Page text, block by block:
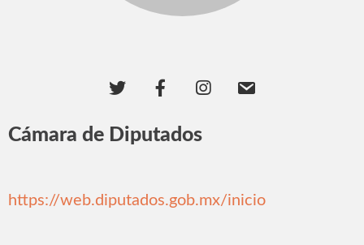
Cámara de Diputados
https://web.diputados.gob.mx/inicio